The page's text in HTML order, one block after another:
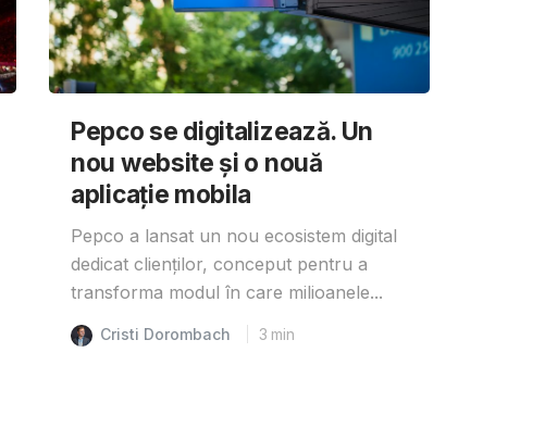
Pepco se digitalizează. Un
nou website și o nouă
aplicație mobila
Pepco a lansat un nou ecosistem digital
dedicat clienților, conceput pentru a
transforma modul în care milioanele...
Cristi Dorombach 3 min